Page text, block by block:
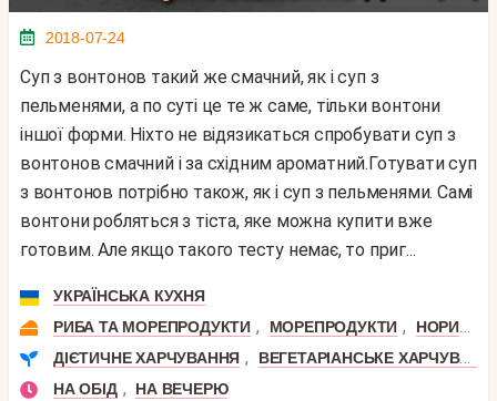
2018-07-24
Суп з вонтонов такий же смачний, як і суп з
пельменями, а по суті це те ж саме, тільки вонтони
іншої форми. Ніхто не відязикаться спробувати суп з
вонтонов смачний і за східним ароматний.Готувати суп
з вонтонов потрібно також, як і суп з пельменями. Самі
вонтони робляться з тіста, яке можна купити вже
готовим. Але якщо такого тесту немає, то приг...
УКРАЇНСЬКА КУХНЯ
РИБА ТА МОРЕПРОДУКТИ , МОРЕПРОДУКТИ , НОРИ ,
ДІЄТИЧНЕ ХАРЧУВАННЯ ,
ВЕГЕТАРІАНСЬКЕ ХАРЧУВАННЯ
НА ОБІД ,
НА ВЕЧЕРЮ